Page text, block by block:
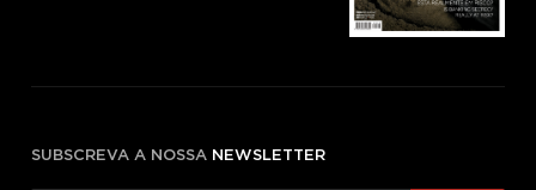
SUBSCREVA A NOSSA NEWSLETTER